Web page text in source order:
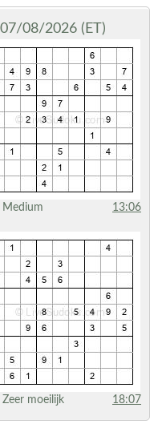
08/2026 (ET)
Medium 13:06
Zeer moeilijk 18:07